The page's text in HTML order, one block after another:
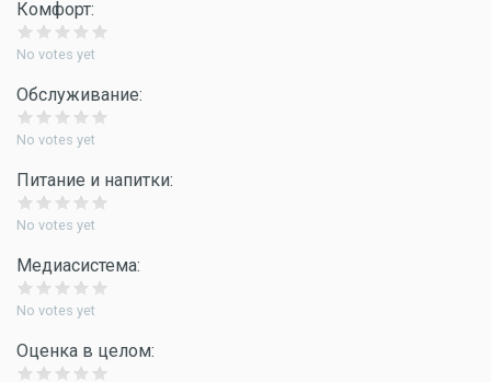
Комфорт:
No votes yet
Обслуживание:
No votes yet
Питание и напитки:
No votes yet
Медиасистема:
No votes yet
Оценка в целом: